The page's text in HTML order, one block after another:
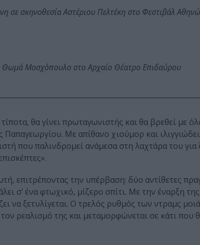
σε σκηνοθεσία Αστέριου Πελτέκη στο Φεστιβάλ
Θωμά Μοσχόπουλο στο Αρχαίο Θέατρο Επιδαύρου
θα γίνει πρωταγωνιστής και θα βρεθεί με
Με απίθανο χιούμορ και
που παλινδρομεί ανάμεσα στη λαχτάρα του
επιτρέποντας την υπέρβαση: δύο αντίθετες
σ’ ένα φτωχικό, μίζερο σπίτι. Με την έναρξη
να ξετυλίγεται. Ο τρελός ρυθμός των ντραμς
ρεαλισμό της και μεταμορφώνεται σε κάτι που